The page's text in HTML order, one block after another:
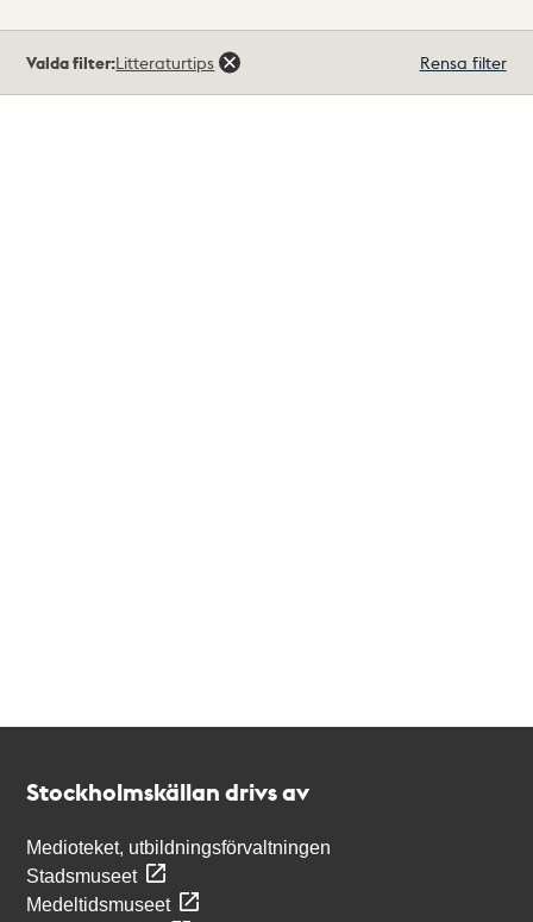
träffar
Valda filter:Litteraturtips Rensa filter
Stockholmskällan drivs av
Medioteket, utbildningsförvaltningen
Stadsmuseet
Medeltidsmuseet